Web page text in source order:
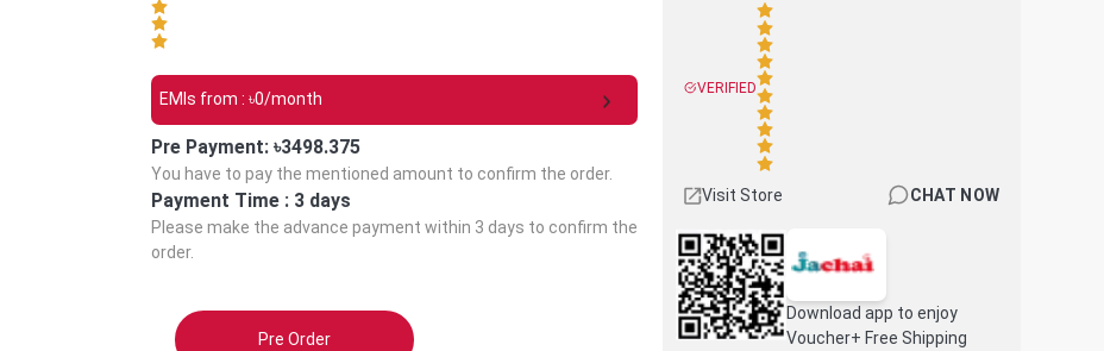
EMIs from : ৳0/month
Pre Payment: ৳3498.375
You have to pay the mentioned amount to confirm the order.
Payment Time : 3 days
Please make the advance payment within 3 days to confirm the
order.
Pre Order
VERIFIED
Visit Store CHAT NOW
Download app to enjoy
Voucher+ Free Shipping